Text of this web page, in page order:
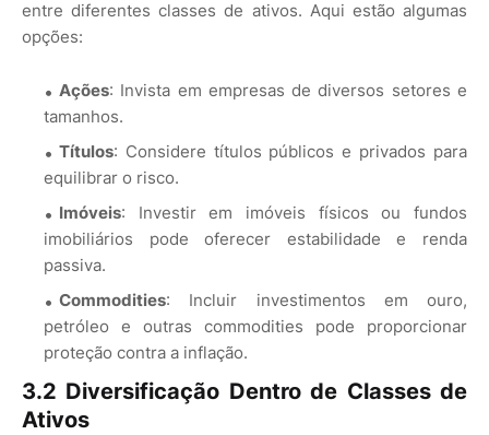
entre diferentes classes de ativos. Aqui estão algumas
opções:
Ações: Invista em empresas de diversos setores e
tamanhos.
Títulos: Considere títulos públicos e privados para
equilibrar o risco.
Imóveis: Investir em imóveis físicos ou fundos
imobiliários pode oferecer estabilidade e renda
passiva.
Commodities: Incluir investimentos em ouro,
petróleo e outras commodities pode proporcionar
proteção contra a inflação.
3.2 Diversificação Dentro de Classes de
Ativos